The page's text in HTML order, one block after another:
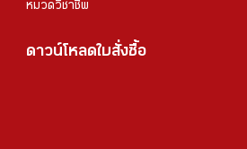
หมวดวิชาชีพ
ดาวน์โหลดใบสั่งซื้อ